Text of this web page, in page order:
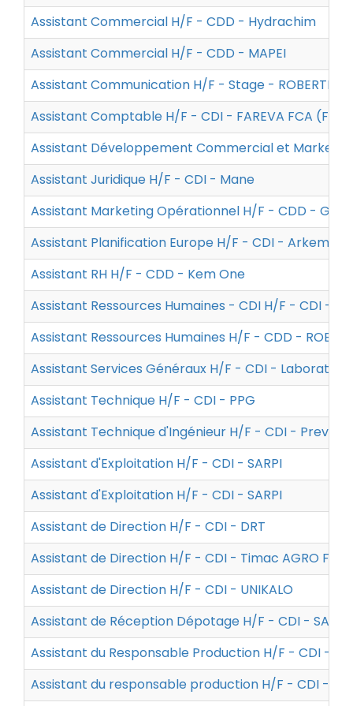
Assistant Commercial H/F - CDD - Hydrachim
Assistant Commercial H/F - CDD - MAPEI
Assistant Communication H/F - Stage - ROBERTET
Assistant Comptable H/F - CDI - FAREVA FCA
Assistant Développement Commercial et Marketing
Assistant Juridique H/F - CDI - Mane
Assistant Marketing Opérationnel H/F - CDD -
Assistant Planification Europe H/F - CDI - Arkema
Assistant RH H/F - CDD - Kem One
Assistant Ressources Humaines - CDI H/F - CDI -
Assistant Ressources Humaines H/F - CDD -
Assistant Services Généraux H/F - CDI - Laboratoire
Assistant Technique H/F - CDI - PPG
Assistant Technique d'Ingénieur H/F - CDI - Prevor
Assistant d'Exploitation H/F - CDI - SARPI
Assistant d'Exploitation H/F - CDI - SARPI
Assistant de Direction H/F - CDI - DRT
Assistant de Direction H/F - CDI - Timac AGRO
Assistant de Direction H/F - CDI - UNIKALO
Assistant de Réception Dépotage H/F - CDI - SARPI
Assistant du Responsable Production H/F - CDI -
Assistant du responsable production H/F - CDI -